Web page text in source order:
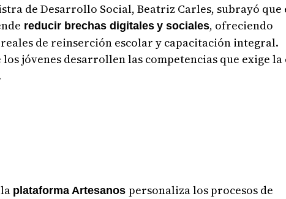
de Desarrollo Social, Beatriz Carles, subrayó que
reducir brechas digitales y sociales, ofreciendo
de reinserción escolar y capacitación integral.
los jóvenes desarrollen las competencias que exige la
plataforma Artesanos personaliza los procesos de